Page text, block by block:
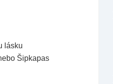
lásku
Šipkapas